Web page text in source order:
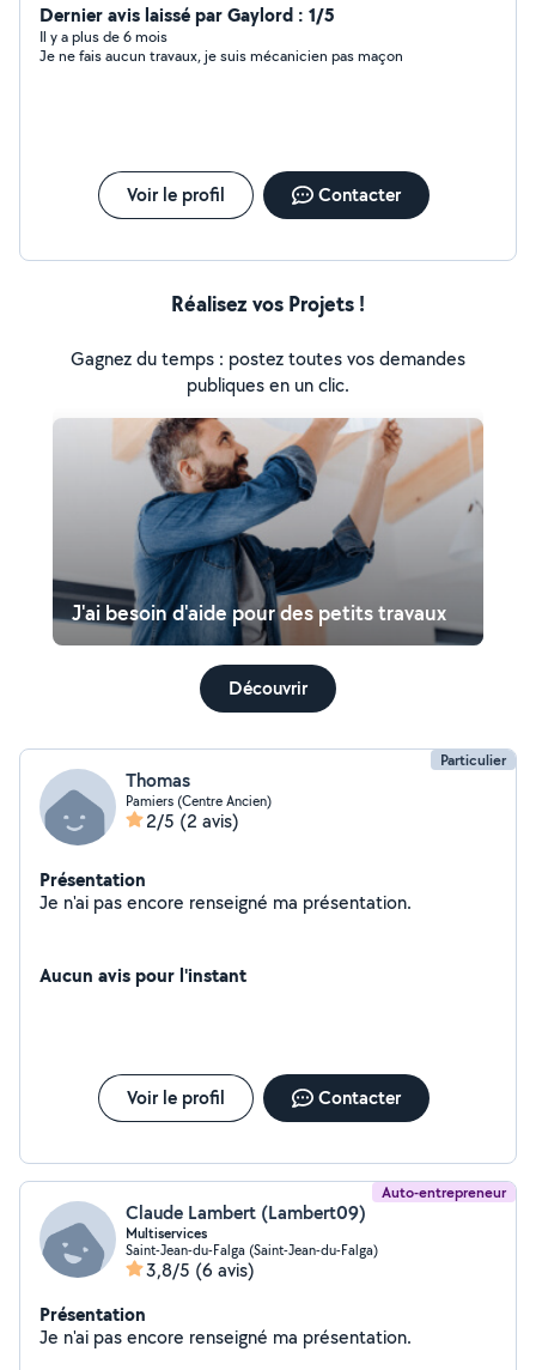
Dernier avis laissé par Gaylord : 1/5
Il y a plus de 6 mois
Je ne fais aucun travaux, je suis mécanicien pas maçon
Voir le profil Contacter
Réalisez vos Projets !
Gagnez du temps : postez toutes vos demandes
publiques en un clic.
J'ai besoin d'aide pour des petits travaux
Découvrir
Particulier
Thomas
Pamiers (Centre Ancien)
2/5 (2 avis)
Présentation
Je n'ai pas encore renseigné ma présentation.
Aucun avis pour l'instant
Voir le profil Contacter
Auto-entrepreneur
Claude Lambert (Lambert09)
Multiservices
Saint-Jean-du-Falga (Saint-Jean-du-Falga)
3,8/5 (6 avis)
Présentation
Je n'ai pas encore renseigné ma présentation.